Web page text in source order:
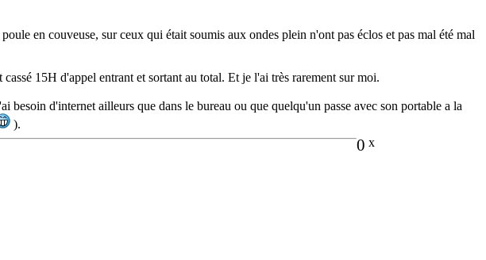
en couveuse, sur ceux qui était soumis aux ondes plein n'ont pas éclos et pas mal été mal
15H d'appel entrant et sortant au total. Et je l'ai très rarement sur moi.
d'internet ailleurs que dans le bureau ou que quelqu'un passe avec son portable a la
).
0 x